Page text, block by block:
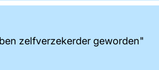
zelfverzekerder geworden"